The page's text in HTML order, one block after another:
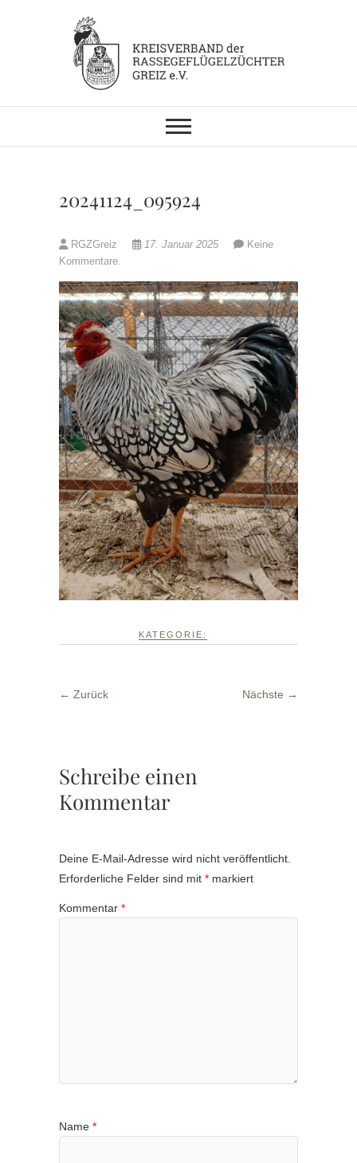
KV RGZ Greiz
20241124_095924
RGZGreiz 17. Januar 2025
Keine
Kommentare.
KATEGORIE:
← Zurück Nächste →
Schreibe einen
Kommentar
Deine E-Mail-Adresse wird nicht veröffentlicht.
Erforderliche Felder sind mit * markiert
Kommentar *
Name *